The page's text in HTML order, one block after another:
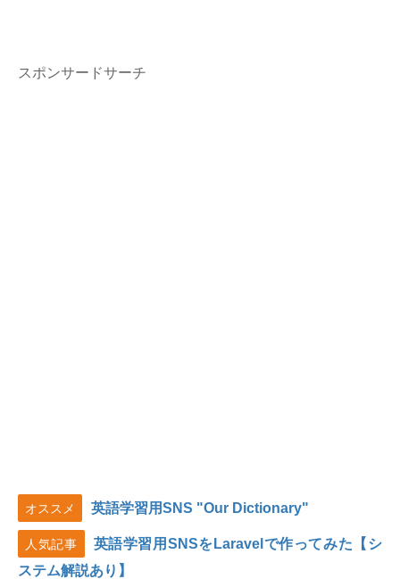
スポンサードサーチ
オススメ 英語学習用SNS "Our Dictionary"
人気記事
英語学習用SNSをLaravelで作ってみた【シ
ステム解説あり】